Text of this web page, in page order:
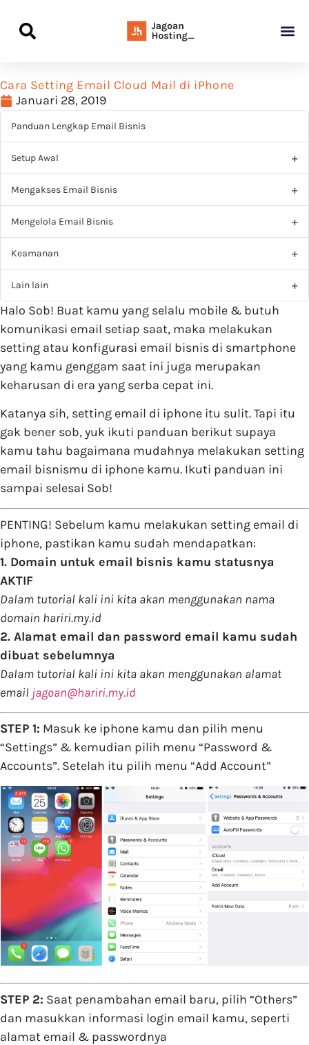
Cara Setting Email Cloud Mail di iPhone
Januari 28, 2019
Panduan Lengkap Email Bisnis
Setup Awal
Mengakses Email Bisnis
Mengelola Email Bisnis
Keamanan
Lain lain
Halo Sob! Buat kamu yang selalu mobile & butuh
komunikasi email setiap saat, maka melakukan
setting atau konfigurasi email bisnis di smartphone
yang kamu genggam saat ini juga merupakan
keharusan di era yang serba cepat ini.
Katanya sih, setting email di iphone itu sulit. Tapi itu
gak bener sob, yuk ikuti panduan berikut supaya
kamu tahu bagaimana mudahnya melakukan setting
email bisnismu di iphone kamu. Ikuti panduan ini
sampai selesai Sob!
PENTING! Sebelum kamu melakukan setting email di
iphone, pastikan kamu sudah mendapatkan:
1. Domain untuk email bisnis kamu statusnya
AKTIF
Dalam tutorial kali ini kita akan menggunakan nama
domain hariri.my.id
2. Alamat email dan password email kamu sudah
dibuat sebelumnya
Dalam tutorial kali ini kita akan menggunakan alamat
email jagoan@hariri.my.id
STEP 1: Masuk ke iphone kamu dan pilih menu
“Settings” & kemudian pilih menu “Password &
Accounts”. Setelah itu pilih menu “Add Account”
STEP 2: Saat penambahan email baru, pilih “Others”
dan masukkan informasi login email kamu, seperti
alamat email & passwordnya